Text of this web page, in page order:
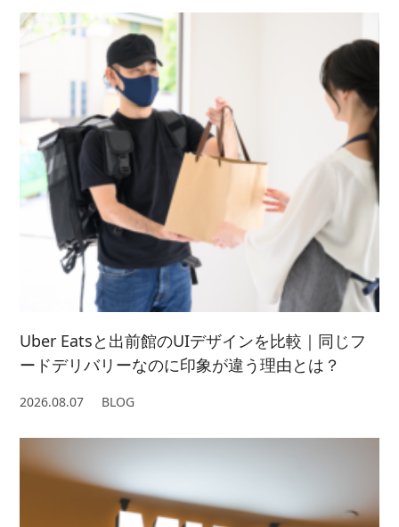
2025/ 1 (4)
2024/ 3 (5)
2024/ 2 (4)
2024/ 1 (5)
2023/ 5 (2)
2023/ 4 (3)
2023/ 3 (3)
2023/ 2 (2)
2023/ 1 (3)
2022/ 6 (4)
2022/ 5 (5)
2022/ 4 (7)
2022/ 3 (4)
2022/ 2 (5)
2022/ 1 (5)
2021/ 8 (3)
2021/ 7 (7)
2021/ 6 (5)
2021/ 5 (4)
2021/ 4 (7)
2021/ 3 (2)
2021/ 2 (4)
Uber Eatsと出前館のUIデザインを比較｜同じフ
ードデリバリーなのに印象が違う理由とは？
2026.08.07 BLOG